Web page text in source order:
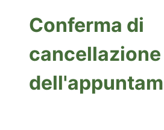
Conferma di
cancellazione